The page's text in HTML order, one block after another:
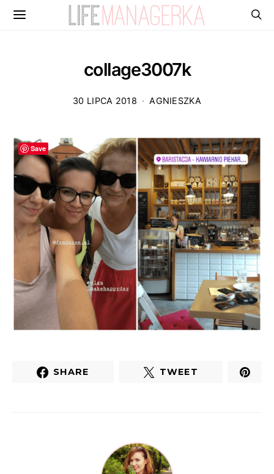
collage3007k
30 LIPCA 2018 AGNIESZKA
SHARE TWEET
Save